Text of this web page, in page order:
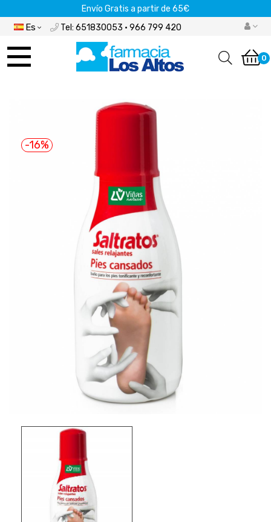
Envío Gratis a partir de 65€
Es Tel: 651830053 · 966 799 420
Navegación
palanca
0
-16%